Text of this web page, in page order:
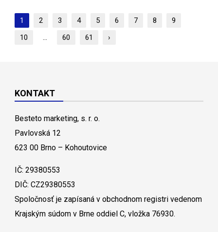
1 2 3 4 5 6 7 8
9
10
... 60 61 ›
KONTAKT
Besteto marketing, s. r. o.
Pavlovská 12
623 00 Brno – Kohoutovice
IČ: 29380553
DIČ: CZ29380553
Spoločnosť je zapísaná v obchodnom registri vedenom
Krajským súdom v Brne oddiel C, vložka 76930.